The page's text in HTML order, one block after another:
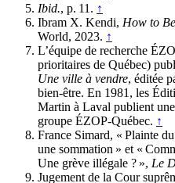
Ibid., p. 11. ↑
Ibram X. Kendi, How to
World, 2023. ↑
L’équipe de recherche
prioritaires de Québec)
Une ville à vendre, éditée
bien-être. En 1981, les
Martin à Laval publient
groupe ÉZOP-Québec. ↑
France Simard, « Plainte
une sommation » et «
Une grève illégale ? », Le
Jugement de la Cour